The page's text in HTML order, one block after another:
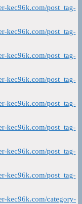
kec96k.com/post_tag-
kec96k.com/post_tag-
kec96k.com/post_tag-
kec96k.com/post_tag-
kec96k.com/post_tag-
kec96k.com/post_tag-
kec96k.com/post_tag-
kec96k.com/post_tag-
kec96k.com/category-